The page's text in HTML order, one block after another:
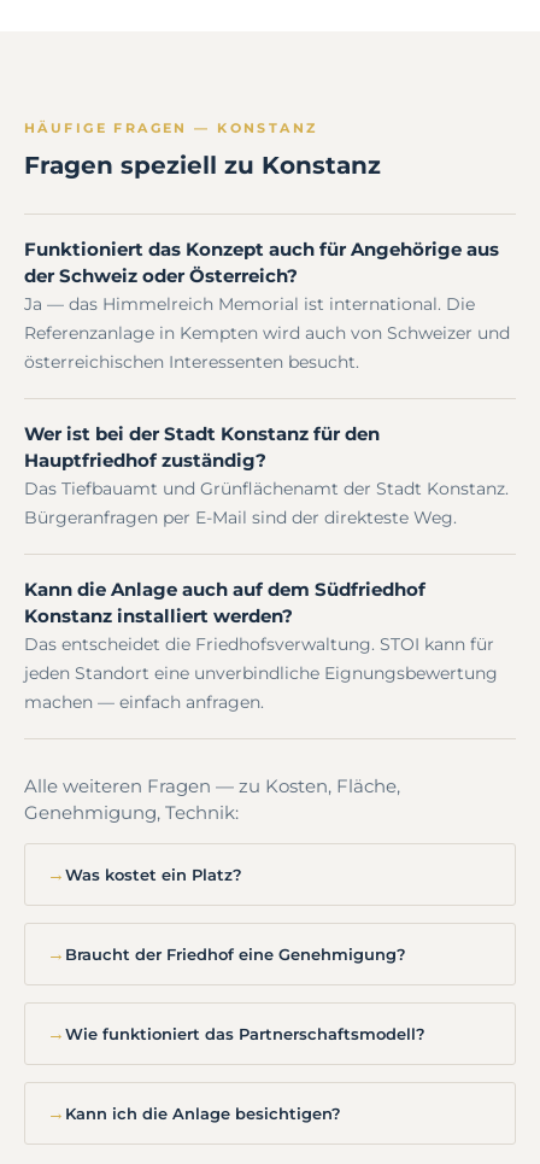
HÄUFIGE FRAGEN — KONSTANZ
Fragen speziell zu Konstanz
Funktioniert das Konzept auch für Angehörige aus
der Schweiz oder Österreich?
Ja — das Himmelreich Memorial ist international. Die
Referenzanlage in Kempten wird auch von Schweizer und
österreichischen Interessenten besucht.
Wer ist bei der Stadt Konstanz für den
Hauptfriedhof zuständig?
Das Tiefbauamt und Grünflächenamt der Stadt Konstanz.
Bürgeranfragen per E-Mail sind der direkteste Weg.
Kann die Anlage auch auf dem Südfriedhof
Konstanz installiert werden?
Das entscheidet die Friedhofsverwaltung. STOI kann für
jeden Standort eine unverbindliche Eignungsbewertung
machen — einfach anfragen.
Alle weiteren Fragen — zu Kosten, Fläche,
Genehmigung, Technik:
→Was kostet ein Platz?
→ Braucht der Friedhof eine Genehmigung?
→Wie funktioniert das Partnerschaftsmodell?
→ Kann ich die Anlage besichtigen?